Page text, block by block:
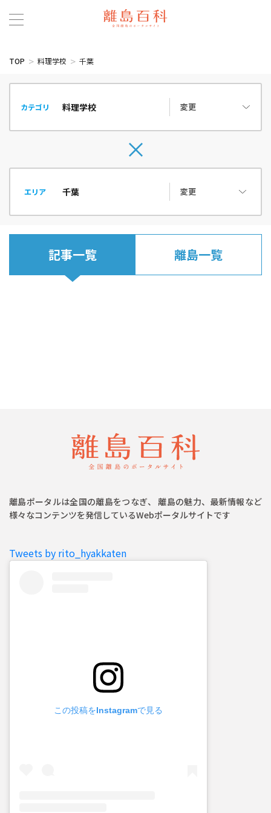
TOP 料理学校 千葉
カテゴリ 変更
エリア 変更
記事一覧 離島一覧
離島ポータルは全国の離島をつなぎ、 離島の魅力、最新情報など
様々なコンテンツを発信しているWebポータルサイトです
Tweets by rito_hyakkaten
この投稿をInstagramで見る